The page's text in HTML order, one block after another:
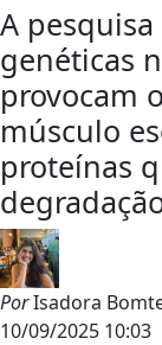
A
genéticas
provocam
músculo
proteínas
PorIsadora
10/09/2025 10:03